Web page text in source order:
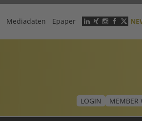
Header
menu
Mediadaten Epaper
LOGIN
MEMBER